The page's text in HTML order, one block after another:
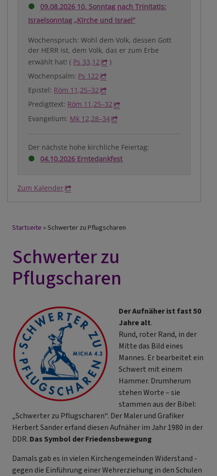
09.08.2026 10. Sonntag nach Trinitatis:
Israelsonntag „Kirche und Israel“
Wochenspruch: Wohl dem Volk, dessen Gott
der HERR ist, dem Volk, das er zum Erbe
erwählt hat! ( Ps 33,12
)
Wochenpsalm: Ps 122
Epistel: Röm 11,25–32
Predigttext: Röm 11,25–32
Evangelium: Mk 12,28–34
Der nächste hohe kirchliche Feiertag:
04.10.2026 Erntedankfest
Zum Kalender
Breadcrumb
Startseite Schwerter zu Pflugscharen
Schwerter zu
Pflugscharen
Der Aufnäher ist fast 50
Jahre alt.
Rund, roter Rand, in der
Mitte das Bild eines
Mannes. Er bearbeitet ein
Schwert mit einem
Hammer. Drumherum
stehen Worte – sie
stammen aus der Bibel:
„Schwerter zu Pflugscharen“. Der Maler und Grafiker
Herbert Sander erfand diesen Aufnäher im Jahr 1980 in der
DDR. Das Symbol der Friedensbewegung
Damals gab es in vielen Kirchengemeinden Widerstand -
gegen die Einführung einer Wehrerziehung in den Schulen